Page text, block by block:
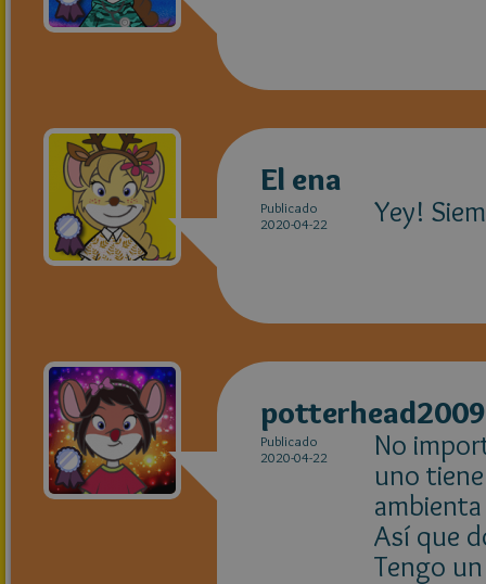
El ena
Publicado
2020-04-22
Yey!
potterhead2009
Publicado
2020-04-22
No
uno
Así que
Tengo